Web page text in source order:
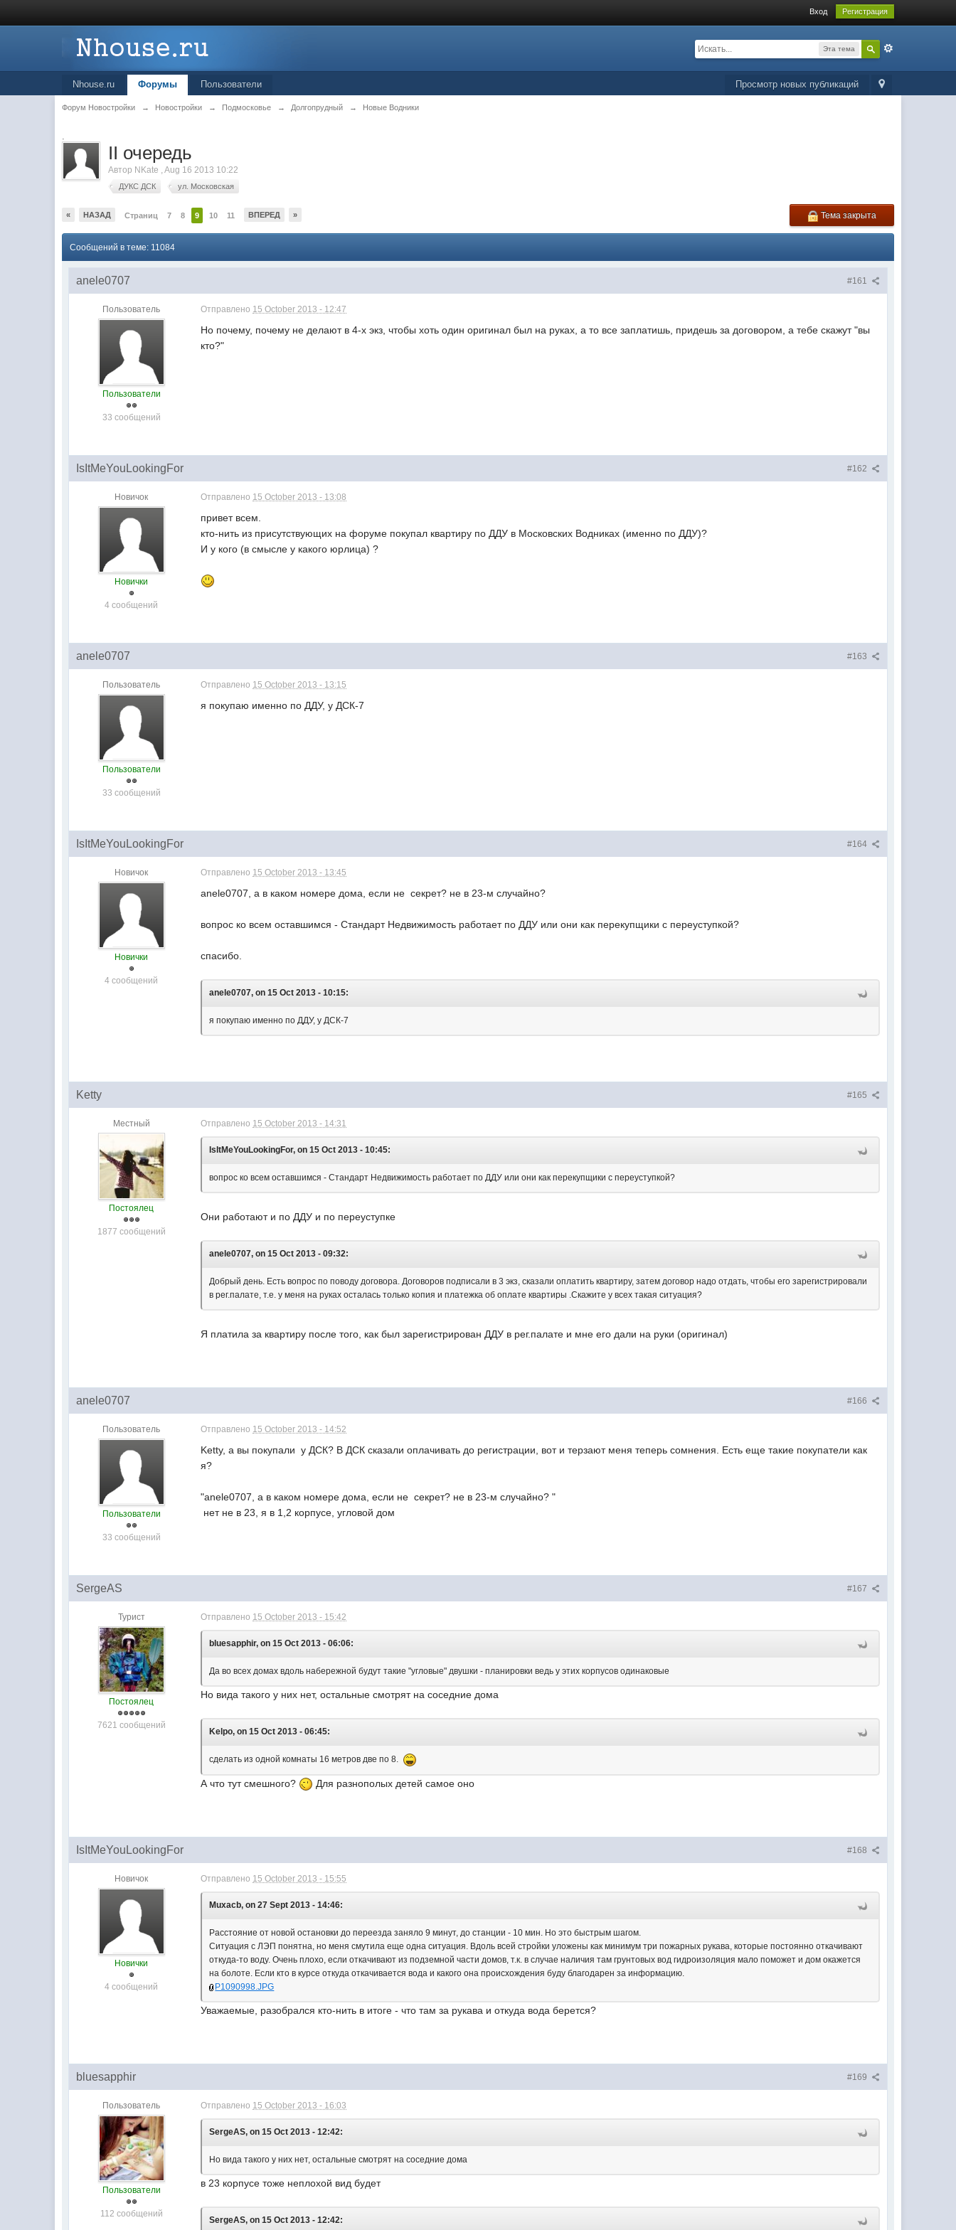
Вход Регистрация
Эта тема
Просмотр новых публикаций
Nhouse.ru Форумы Пользователи
Форум Новостройки → Новостройки → Подмосковье → Долгопрудный → Новые Водники
.
II очередь
Автор NKate ,Aug 16 2013 10:22
ДУКС ДСК ул. Московская
« НАЗАД Страниц 7 8 9 10 11 ВПЕРЕД » Тема закрыта
Сообщений в теме: 11084
#161
anele0707
Пользователь
Пользователи
33 сообщений
Отправлено 15 October 2013 - 12:47
Но почему, почему не делают в 4-х экз, чтобы хоть один оригинал был на руках, а то все заплатишь, придешь за договором, а тебе скажут "вы
кто?"
#162
IsItMeYouLookingFor
Новичок
Новички
4 сообщений
Отправлено 15 October 2013 - 13:08
привет всем.
кто-нить из присутствующих на форуме покупал квартиру по ДДУ в Московских Водниках (именно по ДДУ)?
И у кого (в смысле у какого юрлица) ?
#163
anele0707
Пользователь
Пользователи
33 сообщений
Отправлено 15 October 2013 - 13:15
я покупаю именно по ДДУ, у ДСК-7
#164
IsItMeYouLookingFor
Новичок
Новички
4 сообщений
Отправлено 15 October 2013 - 13:45
anele0707, а в каком номере дома, если не секрет? не в 23-м случайно?
вопрос ко всем оставшимся - Стандарт Недвижимость работает по ДДУ или они как перекупщики с переуступкой?
спасибо.
anele0707, on 15 Oct 2013 - 10:15:
я покупаю именно по ДДУ, у ДСК-7
#165
Ketty
Местный
Постоялец
1877 сообщений
Отправлено 15 October 2013 - 14:31
IsItMeYouLookingFor, on 15 Oct 2013 - 10:45:
вопрос ко всем оставшимся - Стандарт Недвижимость работает по ДДУ или они как перекупщики с переуступкой?
Они работают и по ДДУ и по переуступке
anele0707, on 15 Oct 2013 - 09:32:
Добрый день. Есть вопрос по поводу договора. Договоров подписали в 3 экз, сказали оплатить квартиру, затем договор надо отдать, чтобы его зарегистрировали
в рег.палате, т.е. у меня на руках осталась только копия и платежка об оплате квартиры .Скажите у всех такая ситуация?
Я платила за квартиру после того, как был зарегистрирован ДДУ в рег.палате и мне его дали на руки (оригинал)
#166
anele0707
Пользователь
Пользователи
33 сообщений
Отправлено 15 October 2013 - 14:52
Ketty, а вы покупали у ДСК? В ДСК сказали оплачивать до регистрации, вот и терзают меня теперь сомнения. Есть еще такие покупатели как
я?
"anele0707, а в каком номере дома, если не секрет? не в 23-м случайно? "
нет не в 23, я в 1,2 корпусе, угловой дом
#167
SergeAS
Турист
Постоялец
7621 сообщений
Отправлено 15 October 2013 - 15:42
bluesapphir, on 15 Oct 2013 - 06:06:
Да во всех домах вдоль набережной будут такие "угловые" двушки - планировки ведь у этих корпусов одинаковые
Но вида такого у них нет, остальные смотрят на соседние дома
Kelpo, on 15 Oct 2013 - 06:45:
сделать из одной комнаты 16 метров две по 8.
А что тут смешного? Для разнополых детей самое оно
#168
IsItMeYouLookingFor
Новичок
Новички
4 сообщений
Отправлено 15 October 2013 - 15:55
Muxacb, on 27 Sept 2013 - 14:46:
Расстояние от новой остановки до переезда заняло 9 минут, до станции - 10 мин. Но это быстрым шагом.
Ситуация с ЛЭП понятна, но меня смутила еще одна ситуация. Вдоль всей стройки уложены как минимум три пожарных рукава, которые постоянно откачивают
откуда-то воду. Очень плохо, если откачивают из подземной части домов, т.к. в случае наличия там грунтовых вод гидроизоляция мало поможет и дом окажется
на болоте. Если кто в курсе откуда откачивается вода и какого она происхождения буду благодарен за информацию.
P1090998.JPG
Уважаемые, разобрался кто-нить в итоге - что там за рукава и откуда вода берется?
#169
bluesapphir
Пользователь
Пользователи
112 сообщений
Отправлено 15 October 2013 - 16:03
SergeAS, on 15 Oct 2013 - 12:42:
Но вида такого у них нет, остальные смотрят на соседние дома
в 23 корпусе тоже неплохой вид будет
SergeAS, on 15 Oct 2013 - 12:42: